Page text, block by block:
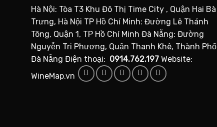
Hà Nội: Tòa T3 Khu Đô Thị Time City , Quận Hai Bà
Trưng, Hà Nội TP Hồ Chí Minh: Đường Lê Thánh
Tông, Quận 1, TP Hồ Chí Minh Đà Nẵng: Đường
Nguyễn Tri Phương, Quận Thanh Khê, Thành Phố
Đà Nẵng Điện thoại: 0914.762.197 Website:
WineMap.vn